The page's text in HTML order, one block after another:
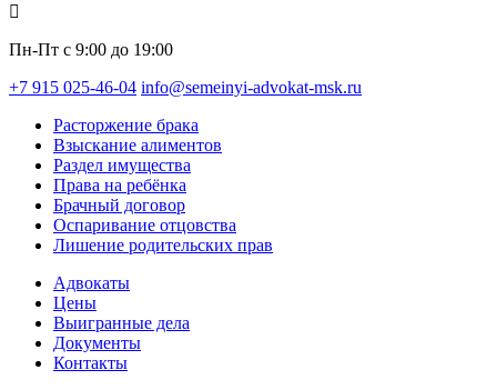
Пн-Пт с 9:00 до 19:00
+7 915 025-46-04 info@semeinyi-advokat-msk.ru
Расторжение брака
Взыскание алиментов
Раздел имущества
Права на ребёнка
Брачный договор
Оспаривание отцовства
Лишение родительских прав
Адвокаты
Цены
Выигранные дела
Документы
Контакты